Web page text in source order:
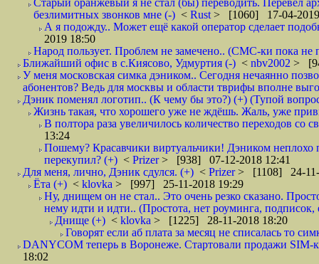
Старый оранжевый я не стал (бы) переводить. Перевёл
безлимитных звонков мне (-) < Rust > [1060] 17-04-
А я подожду.. Может ещё какой оператор сделает
2019 18:50
Народ пользует. Проблем не замечено.. (СМС-ки пока
Ближайший офис в с.Киясово, Удмуртия (-) < nbv2002 >
У меня московская симка дэником.. Сегодня нечаянно
абонентов? Ведь для москвы и области тврифы вполне
Дэник поменял логотип.. (К чему бы это?) (+) (Тупой
Жизнь такая, что хорошего уже не ждёшь. Жаль, уже
В полтора раза увеличилось количество переходов
13:24
Пошему? Красавчики виртуальчики! Дэником
перекупил? (+) < Prizer> [938] 07-12-2018 12:41
Для меня, лично, Дэник сдулся. (+) < Prizer> [1108] 24-11-
Ёта (+) < klovka > [997] 25-11-2018 19:29
Ну, днищем он не стал.. Это очень резко сказано.
нему идти и идти.. (Простота, нет роуминга,
Днище (+) < klovka > [1225] 28-11-2018 18:20
Говорят если аб плата за месяц не списалась то
DANYCOM теперь в Воронеже. Стартовали продажи SIM-
18:02